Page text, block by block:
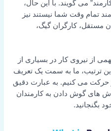
می گویند. با این حال،
تمام وقت شما نیستند نیز
مستقل، کارگران گیگ،
از نیروی کار در بسیاری از
ترتیب، ما به سمت یک تعریف
حرکت می کنیم. به عبارت دقیق
های گوش دادن به کارمندان
بگنجانید.